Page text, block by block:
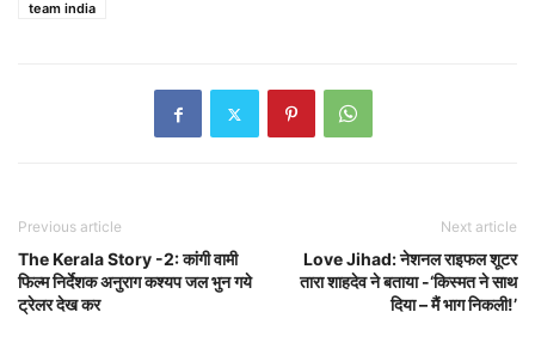
team india
Previous article
The Kerala Story -2: कांगी वामी
फिल्म निर्देशक अनुराग कश्यप जल भुन गये
ट्रेलर देख कर
Next article
Love Jihad: नेशनल राइफल शूटर
तारा शाहदेव ने बताया -‘किस्मत ने साथ
दिया – मैं भाग निकली!’